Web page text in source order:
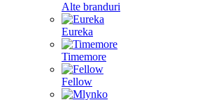
Alte branduri
Eureka
Timemore
Fellow